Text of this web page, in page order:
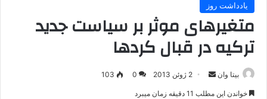
یادداشت روز
متغیرهای موثر بر سیاست جدید
ترکیه در قبال کردها
بیتا وان
ر
2 ژوئن 2013 0
103
خواندن این مطلب 11 دقیقه زمان میبرد